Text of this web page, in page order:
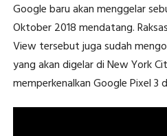
Google baru akan menggelar
Oktober 2018 mendatang.
View tersebut juga sudah
yang akan digelar di New York
memperkenalkan Google Pixel 3